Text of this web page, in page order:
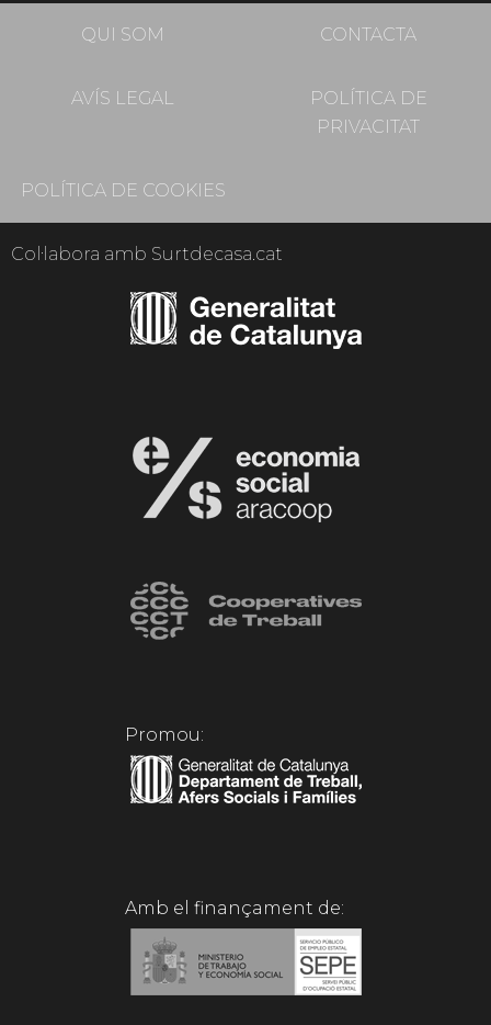
QUI SOM CONTACTA
AVÍS LEGAL
POLÍTICA DE
PRIVACITAT
POLÍTICA DE COOKIES
Col·labora amb Surtdecasa.cat
Promou:
Amb el finançament de: